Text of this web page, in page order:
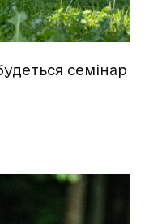
семінар